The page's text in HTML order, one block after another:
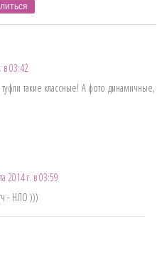
в 03:42
такие классные! А фото динамичные,
2014 г. в 03:59
- НЛО )))